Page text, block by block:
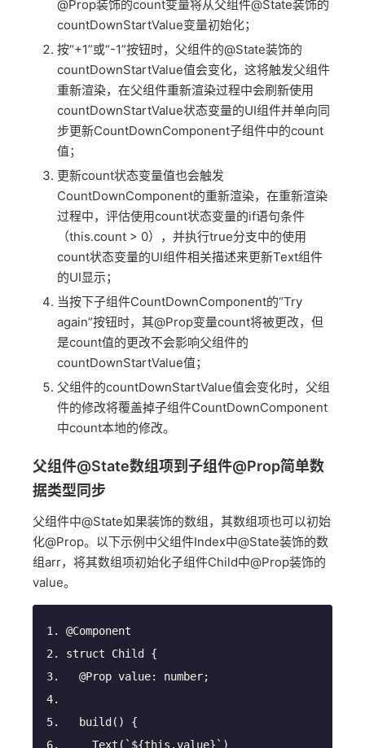
@Prop装饰的count变量将从父组件@State装饰的
countDownStartValue变量初始化；
按“+1”或“-1”按钮时，父组件的@State装饰的
countDownStartValue值会变化，这将触发父组件
重新渲染，在父组件重新渲染过程中会刷新使用
countDownStartValue状态变量的UI组件并单向同
步更新CountDownComponent子组件中的count
值；
更新count状态变量值也会触发
CountDownComponent的重新渲染，在重新渲染
过程中，评估使用count状态变量的if语句条件
（this.count > 0），并执行true分支中的使用
count状态变量的UI组件相关描述来更新Text组件
的UI显示；
当按下子组件CountDownComponent的“Try
again”按钮时，其@Prop变量count将被更改，但
是count值的更改不会影响父组件的
countDownStartValue值；
父组件的countDownStartValue值会变化时，父组
件的修改将覆盖掉子组件CountDownComponent
中count本地的修改。
父组件@State数组项到子组件@Prop简单数
据类型同步
父组件中@State如果装饰的数组，其数组项也可以初始
化@Prop。以下示例中父组件Index中@State装饰的数
组arr，将其数组项初始化子组件Child中@Prop装饰的
value。
@Component
struct Child {
@Prop value: number;
build ( )
{
    Text(
` ${this .value} ` )